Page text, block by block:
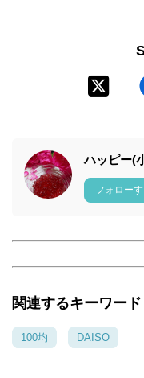
ハッピー(
フォロー
関連するキーワード
100均 DAISO